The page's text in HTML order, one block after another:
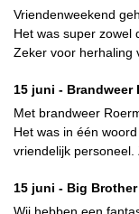
Vriendenweekend
Het was super zowel
Zeker voor herhaling
15 juni - Brandweer
Met brandweer
Het was in één
vriendelijk
15 juni - Big Brother